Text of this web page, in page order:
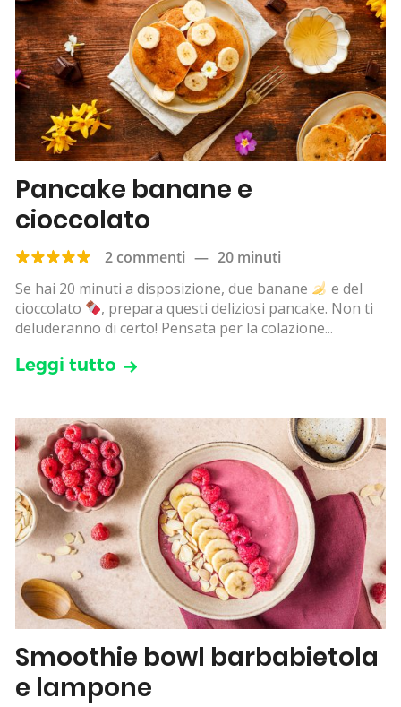
Pancake banane e
cioccolato
2 commenti — 20 minuti
Se hai 20 minuti a disposizione, due banane
e del
cioccolato
, prepara questi deliziosi pancake. Non ti
deluderanno di certo! Pensata per la colazione...
Leggi tutto
Smoothie bowl barbabietola
e lampone